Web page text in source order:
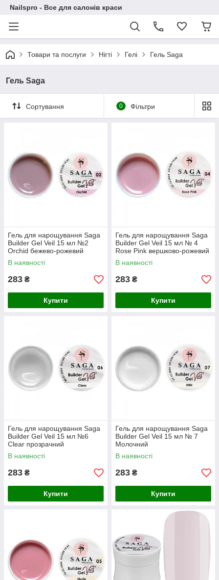
Nailspro - Все для салонів краси
Товари та послуги Нігті Гелі Гель Saga
Гель Saga
Сортування 0 Фільтри
Гель для нарощування Saga
Builder Gel Veil 15 мл №2
Orchid бежево-рожевий
В наявності
283 ₴
Купити
Гель для нарощування Saga
Builder Gel Veil 15 мл № 4
Rose Pink вершково-рожевий
В наявності
283 ₴
Купити
Гель для нарощування Saga
Builder Gel Veil 15 мл №6
Clear прозрачний
В наявності
283 ₴
Купити
Гель для нарощування Saga
Builder Gel Veil 15 мл № 7
Молочний
В наявності
283 ₴
Купити